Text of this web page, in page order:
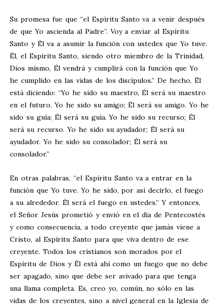
Su promesa fue que “el Espíritu Santo va a venir después
de que Yo ascienda al Padre”. Voy a enviar al Espíritu
Santo y Él va a asumir la función con ustedes que Yo tuve.
Él, el Espíritu Santo, siendo otro miembro de la Trinidad,
Dios mismo, Él vendrá y cumplirá con la función que Yo
he cumplido en las vidas de los discípulos.” De hecho, Él
está diciendo: “Yo he sido su maestro, Él será su maestro
en el futuro. Yo he sido su amigo; Él será su amigo. Yo he
sido su guía; Él será su guía. Yo he sido su recurso; Él
será su recurso. Yo he sido su ayudador; Él será su
ayudador. Yo he sido su consolador; Él será su
consolador.”
En otras palabras, “el Espíritu Santo va a entrar en la
función que Yo tuve. Yo he sido, por así decirlo, el fuego
a su alrededor. Él será el fuego en ustedes.” Y entonces,
el Señor Jesús prometió y envió en el día de Pentecostés
y como consecuencia, a todo creyente que jamás viene a
Cristo, al Espíritu Santo para que viva dentro de ese
creyente. Todos los cristianos son morados por el
Espíritu de Dios y Él está ahí como un fuego que no debe
ser apagado, sino que debe ser avivado para que tenga
una llama completa. Es, creo yo, común, no sólo en las
vidas de los creyentes, sino a nivel general en la Iglesia de